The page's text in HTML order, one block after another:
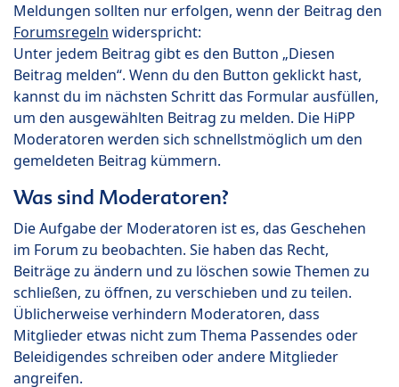
Meldungen sollten nur erfolgen, wenn der Beitrag den
Forumsregeln widerspricht:
Unter jedem Beitrag gibt es den Button „Diesen
Beitrag melden“. Wenn du den Button geklickt hast,
kannst du im nächsten Schritt das Formular ausfüllen,
um den ausgewählten Beitrag zu melden. Die HiPP
Moderatoren werden sich schnellstmöglich um den
gemeldeten Beitrag kümmern.
Was sind Moderatoren?
Die Aufgabe der Moderatoren ist es, das Geschehen
im Forum zu beobachten. Sie haben das Recht,
Beiträge zu ändern und zu löschen sowie Themen zu
schließen, zu öffnen, zu verschieben und zu teilen.
Üblicherweise verhindern Moderatoren, dass
Mitglieder etwas nicht zum Thema Passendes oder
Beleidigendes schreiben oder andere Mitglieder
angreifen.